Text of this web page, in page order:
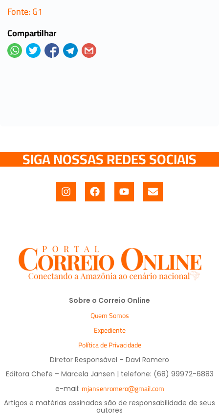
Fonte: G1
Compartilhar
SIGA NOSSAS REDES SOCIAIS
Sobre o Correio Online
Quem Somos
Expediente
Política de Privacidade
Diretor Responsável – Davi Romero
Editora Chefe – Marcela Jansen | telefone: (68) 99972-6883
e-mail: mjansenromero@gmail.com
Artigos e matérias assinadas são de responsabilidade de seus
autores